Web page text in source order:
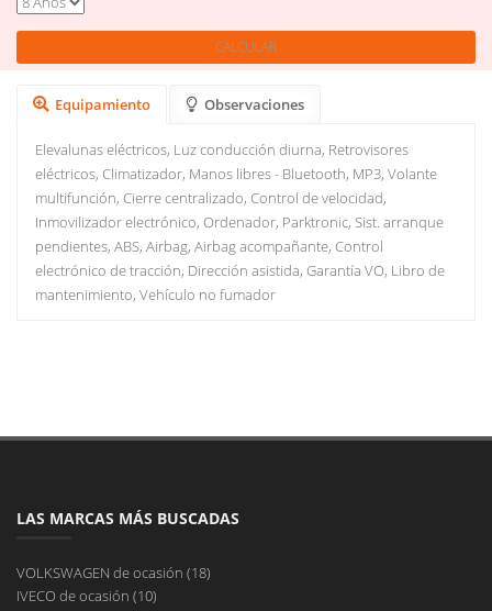
Equipamiento Observaciones
Elevalunas eléctricos, Luz conducción diurna, Retrovisores
eléctricos, Climatizador, Manos libres - Bluetooth, MP3, Volante
multifunción, Cierre centralizado, Control de velocidad,
Inmovilizador electrónico, Ordenador, Parktronic, Sist. arranque
pendientes, ABS, Airbag, Airbag acompañante, Control
electrónico de tracción, Dirección asistida, Garantía VO, Libro de
mantenimiento, Vehículo no fumador
LAS MARCAS MÁS BUSCADAS
VOLKSWAGEN de ocasión (18)
IVECO de ocasión (10)